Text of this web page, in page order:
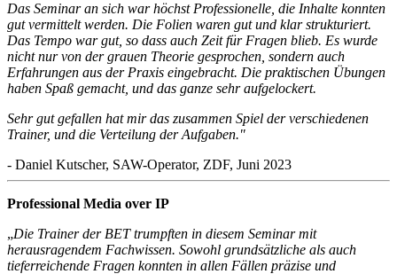
Das Seminar an sich war höchst Professionelle, die Inhalte konnten
gut vermittelt werden. Die Folien waren gut und klar strukturiert.
Das Tempo war gut, so dass auch Zeit für Fragen blieb. Es wurde
nicht nur von der grauen Theorie gesprochen, sondern auch
Erfahrungen aus der Praxis eingebracht. Die praktischen Übungen
haben Spaß gemacht, und das ganze sehr aufgelockert.
Sehr gut gefallen hat mir das zusammen Spiel der verschiedenen
Trainer, und die Verteilung der Aufgaben."
- Daniel Kutscher, SAW-Operator, ZDF, Juni 2023
Professional Media over IP
„Die Trainer der BET trumpften in diesem Seminar mit
herausragendem Fachwissen. Sowohl grundsätzliche als auch
tieferreichende Fragen konnten in allen Fällen präzise und